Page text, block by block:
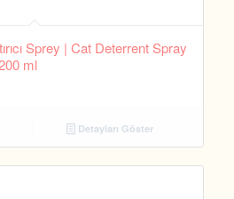
Sprey | Cat Deterrent Spray
ml
Detayları Göster